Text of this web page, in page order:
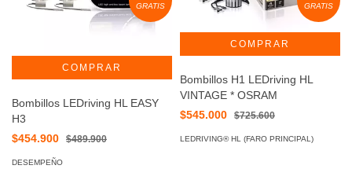
GRATIS
Bombillos LEDriving HL EASY
H3
$454.900
$489.900
DESEMPEÑO
GRATIS
Bombillos H1 LEDriving HL
VINTAGE * OSRAM
$545.000
$725.600
LEDRIVING® HL (FARO PRINCIPAL)